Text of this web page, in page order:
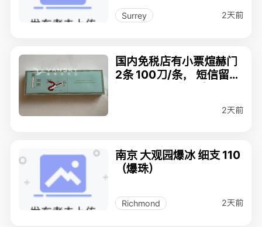
Surrey 2天前
国内免税店有小票煊赫门
2条 100刀/条， 短信留言
2天前
南京 大观园爆冰 细支 110
（爆珠）
Richmond 2天前